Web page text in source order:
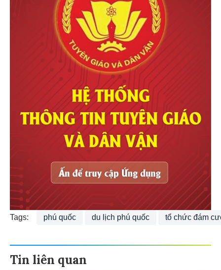
Tags: phú quốc du lịch phú quốc tổ chức đám
Tin liên quan